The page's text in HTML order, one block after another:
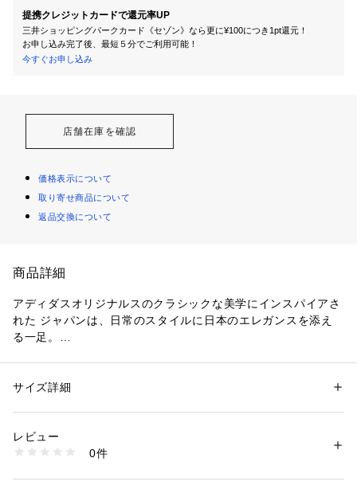
提携クレジットカードで還元率UP
三井ショッピングパークカード《セゾン》なら更に¥100につき1pt還元！
お申し込み完了後、最短５分でご利用可能！
今すぐお申し込み
店舗在庫を確認
価格表示について
取り寄せ商品について
返品交換について
商品詳細
アディダスオリジナルスのクラシックな美学にインスパイアさ
れた ジャパンは、日常のスタイルに日本のエレガンスを添え
る一足。
レギュラーフィットとシューレースクロージャーにより、終日
を加え、ラバーアウトソールがグリップ力とトラクションを強
性別：レディース
素材：天然皮革
洗濯：-
※詳しい洗濯方法については、商品の品質表示タグをご覧ください
7060970001 （ショップ）
サイズ詳細
レビュー
0件